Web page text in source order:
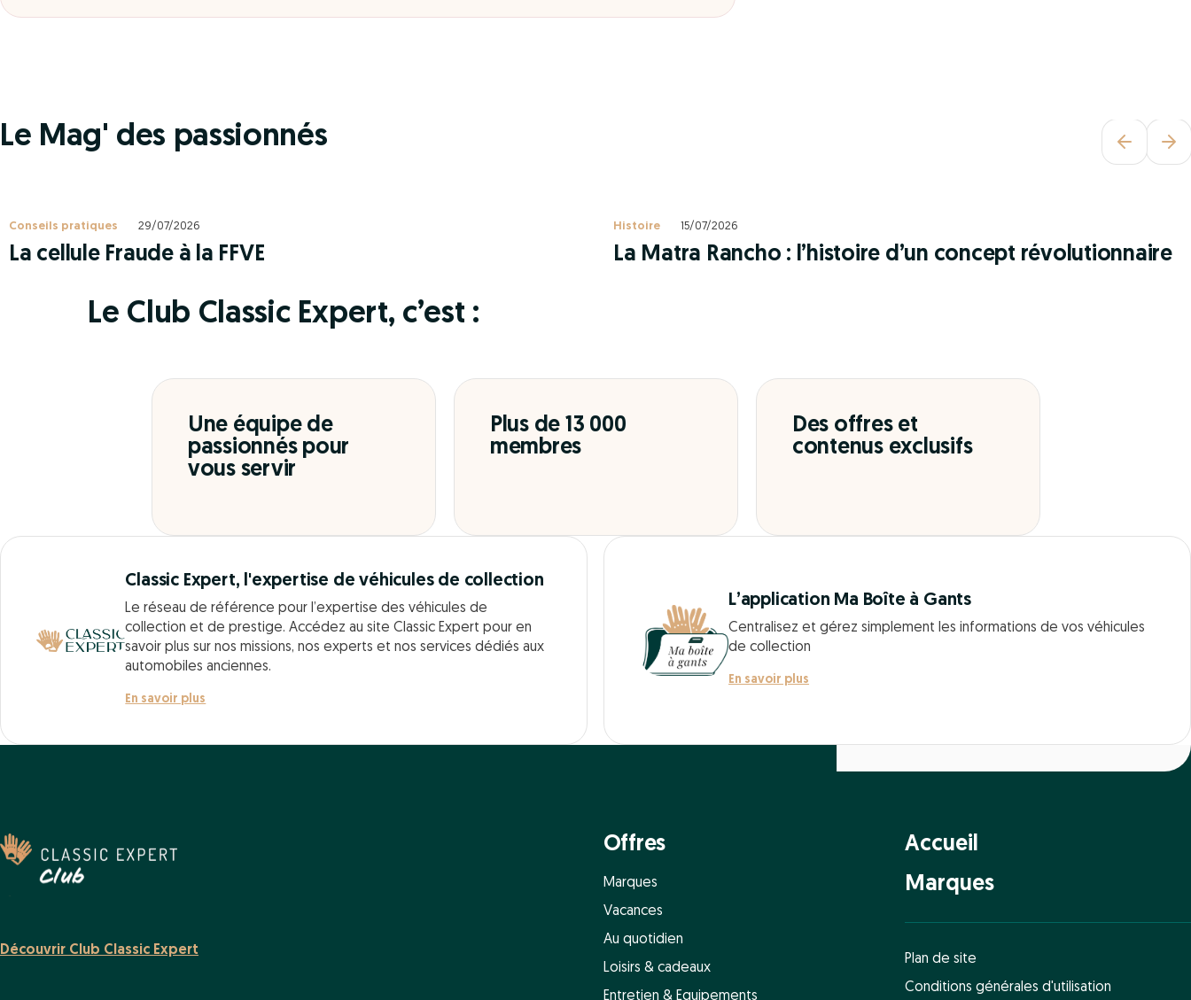
Le Mag' des passionnés
Conseils pratiques 29/07/2026
La cellule Fraude à la FFVE
Histoire 15/07/2026
La Matra Rancho : l’histoire d’un concept révolutionnaire
Le Club Classic Expert, c’est :
Une équipe de
passionnés pour
vous servir
Plus de 13 000
membres
Des offres et
contenus exclusifs
Classic Expert, l'expertise de véhicules de collection
Le réseau de référence pour l’expertise des véhicules de
collection et de prestige. Accédez au site Classic Expert pour en
savoir plus sur nos missions, nos experts et nos services dédiés aux
automobiles anciennes.
En savoir plus
L’application Ma Boîte à Gants
Centralisez et gérez simplement les informations de vos véhicules
de collection
En savoir plus
Découvrir Club Classic Expert
Offres
Marques
Vacances
Au quotidien
Loisirs & cadeaux
Entretien & Equipements
Accueil
Marques
Plan de site
Conditions générales d'utilisation